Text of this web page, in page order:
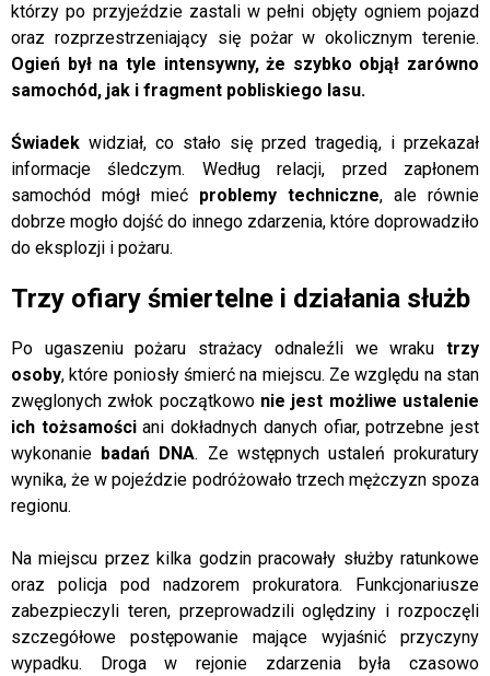
którzy po przyjeździe zastali w pełni objęty ogniem pojazd
oraz rozprzestrzeniający się pożar w okolicznym terenie.
Ogień był na tyle intensywny, że szybko objął zarówno
samochód, jak i fragment pobliskiego lasu.
Świadek widział, co stało się przed tragedią, i przekazał
informacje śledczym. Według relacji, przed zapłonem
samochód mógł mieć problemy techniczne, ale równie
dobrze mogło dojść do innego zdarzenia, które doprowadziło
do eksplozji i pożaru.
Trzy ofiary śmiertelne i działania służb
Po ugaszeniu pożaru strażacy odnaleźli we wraku trzy
osoby, które poniosły śmierć na miejscu. Ze względu na stan
zwęglonych zwłok początkowo nie jest możliwe ustalenie
ich tożsamościani dokładnych danych ofiar, potrzebne jest
wykonanie badań DNA. Ze wstępnych ustaleń prokuratury
wynika, że w pojeździe podróżowało trzech mężczyzn spoza
regionu.
Na miejscu przez kilka godzin pracowały służby ratunkowe
oraz policja pod nadzorem prokuratora. Funkcjonariusze
zabezpieczyli teren, przeprowadzili oględziny i rozpoczęli
szczegółowe postępowanie mające wyjaśnić przyczyny
wypadku. Droga w rejonie zdarzenia była czasowo